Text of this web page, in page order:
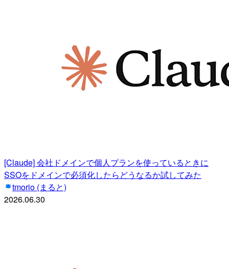
[Claude] 会社ドメインで個人プランを使っているときに
SSOをドメインで必須化したらどうなるか試してみた
tmorio (まると)
2026.06.30